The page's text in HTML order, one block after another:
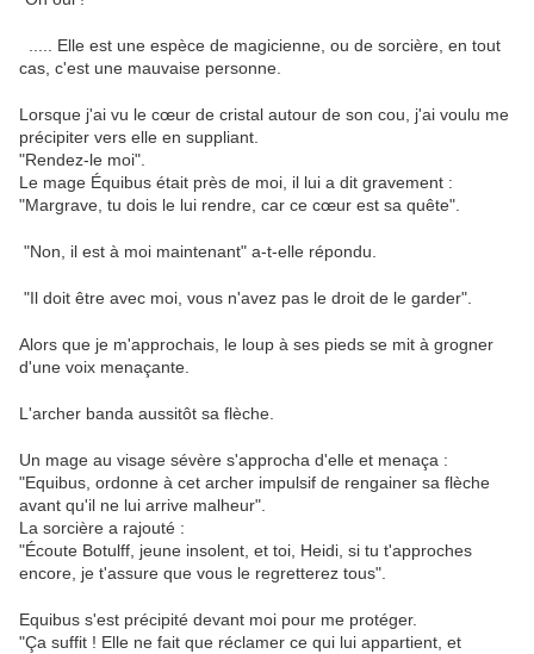
..... Elle est une espèce de magicienne, ou de sorcière, en tout
cas, c'est une mauvaise personne.
Lorsque j'ai vu le cœur de cristal autour de son cou, j'ai voulu me
précipiter vers elle en suppliant.
"Rendez-le moi".
Le mage Équibus était près de moi, il lui a dit gravement :
"Margrave, tu dois le lui rendre, car ce cœur est sa quête".
"Non, il est à moi maintenant" a-t-elle répondu.
"Il doit être avec moi, vous n'avez pas le droit de le garder".
Alors que je m'approchais, le loup à ses pieds se mit à grogner
d'une voix menaçante.
L'archer banda aussitôt sa flèche.
Un mage au visage sévère s'approcha d'elle et menaça :
"Equibus, ordonne à cet archer impulsif de rengainer sa flèche
avant qu'il ne lui arrive malheur".
La sorcière a rajouté :
"Écoute Botulff, jeune insolent, et toi, Heidi, si tu t'approches
encore, je t'assure que vous le regretterez tous".
Equibus s'est précipité devant moi pour me protéger.
"Ça suffit ! Elle ne fait que réclamer ce qui lui appartient, et